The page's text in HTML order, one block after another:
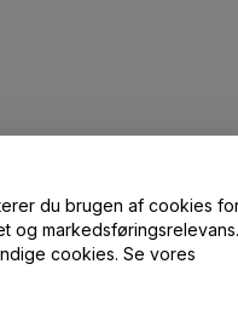
du brugen af cookies
og markedsføringsrelevans.
cookies. Se vores